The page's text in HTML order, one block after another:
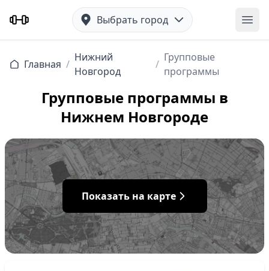
Выбрать город
Главная /
Нижний
Новгород
/
Групповые
программы
Групповые программы в
Нижнем Новгороде
Показать на карте